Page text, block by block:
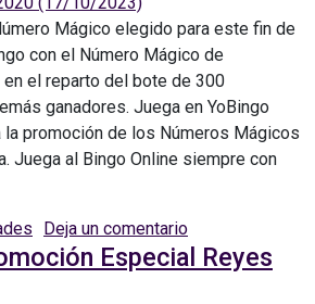
Mágico elegido para este fin de
con el Número Mágico de
en el reparto del bote de 300
ganadores. Juega en YoBingo
la promoción de los Números Mágicos
Juega al Bingo Online siempre con
Deja un comentarioen Promoción
Especial Reyes